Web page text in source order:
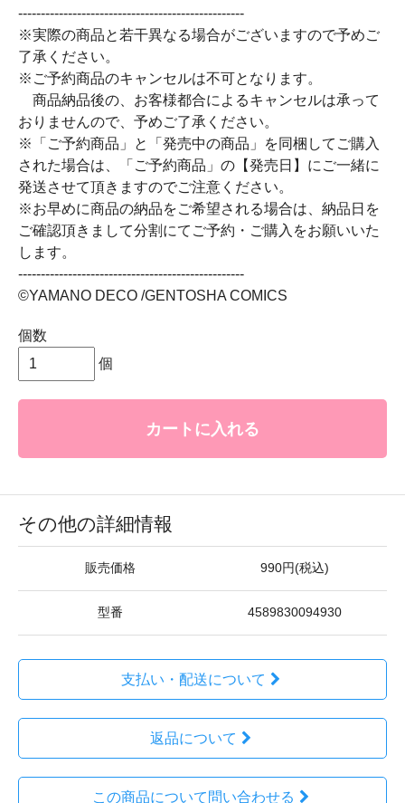
--------------------------------------------------
※実際の商品と若干異なる場合がございますので予めご
了承ください。
※ご予約商品のキャンセルは不可となります。
商品納品後の、お客様都合によるキャンセルは承って
おりませんので、予めご了承ください。
※「ご予約商品」と「発売中の商品」を同梱してご購入
された場合は、「ご予約商品」の【発売日】にご一緒に
発送させて頂きますのでご注意ください。
※お早めに商品の納品をご希望される場合は、納品日を
ご確認頂きまして分割にてご予約・ご購入をお願いいた
します。
--------------------------------------------------
©YAMANO DECO /GENTOSHA COMICS
個数
個
カートに入れる
その他の詳細情報
販売価格 990円(税込)
型番 4589830094930
支払い・配送について
返品について
この商品について問い合わせる